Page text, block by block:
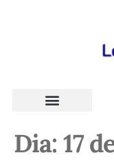
Dia: 17